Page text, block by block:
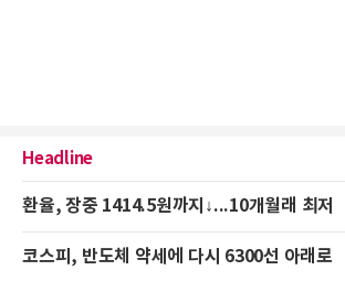
Headline
환율, 장중 1414.5원까지↓...10개월래 최저
코스피, 반도체 약세에 다시 6300선 아래로